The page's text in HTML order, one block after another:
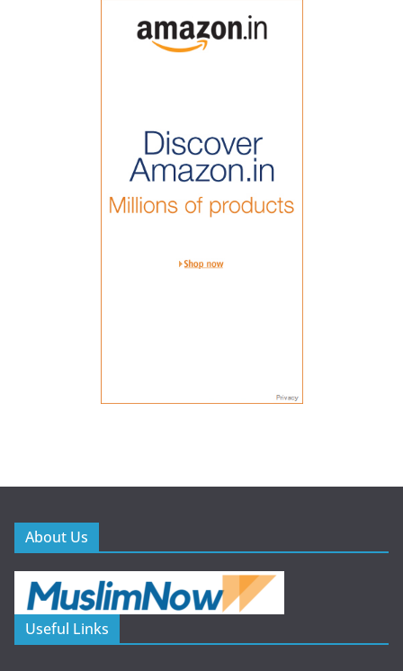
About Us
Useful Links